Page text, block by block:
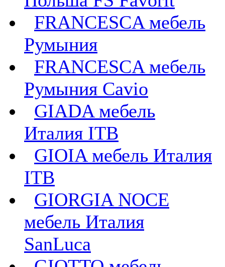
FRANCESCA мебель
Румыния
FRANCESCA мебель
Румыния Cavio
GIADA мебель
Италия ITB
GIOIA мебель Италия
ITB
GIORGIA NOCE
мебель Италия
SanLuca